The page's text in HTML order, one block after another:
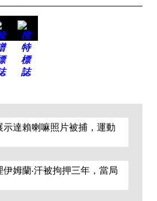
達賴喇嘛照片被捕，運動
姆蘭·汗被拘押三年，當局